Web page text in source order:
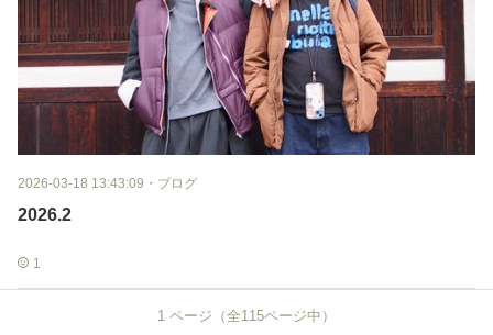
2026-03-18 13:43:09 ・ ブログ
2026.2
1
1 ページ（全115ページ中）